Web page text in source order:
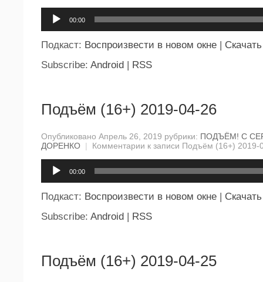
00:00
Подкаст: Воспроизвести в новом окне
Скачать
Subscribe: Android RSS
Подъём (16+) 2019-04-26
Опубликовано Апрель 26, 2019 рубрики: ПОДЪЁМ! С
ДОРЕНКО | Комментарии к записи Подъём (16+) 2019-
00:00
Подкаст: Воспроизвести в новом окне | Скачать
Subscribe: Android | RSS
Подъём (16+) 2019-04-25